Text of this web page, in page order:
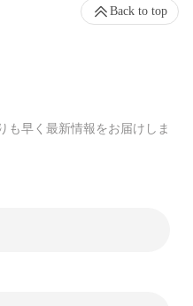
も早く最新情報をお届けしま
Back to top